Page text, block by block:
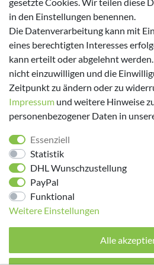
Versanddienstleister
Folge uns!
© 2026 made by Supremo |
in den Einstellungen benennen.
Die Datenverarbeitung kann mit
eines berechtigten Interesses
kann erteilt oder abgelehnt
nicht einzuwilligen und die
Zeitpunkt zu ändern oder zu
Impressum und weitere Hinweise
personenbezogener Daten in
Essenziell
Statistik
DHL Wunschzustellung
PayPal
Funktional
Weitere Einstellungen
Alle